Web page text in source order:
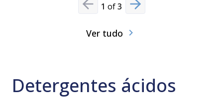
Previous slide
1 of3 Next slide
Ver tudo
Detergentes ácidos